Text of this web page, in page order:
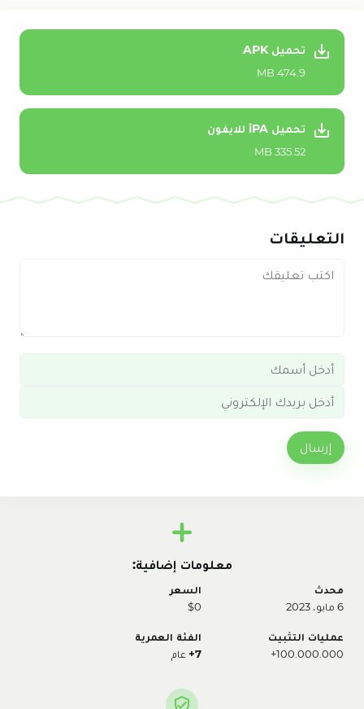
تحميل APK
474.9 MB
تحميل iPA للايفون
335.52 MB
التعليقات
إرسال
معلومات إضافية:
محدث
6 مايو، 2023
السعر
$0
عمليات التثبيت
100.000.000+
الفئة العمرية
7+ عام